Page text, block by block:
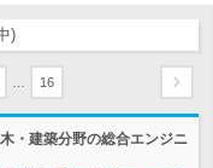
)
16
・建築分野の総合エンジニ